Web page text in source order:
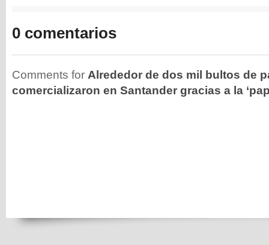
0 comentarios
Comments for Alrededor de dos mil bultos de
comercializaron en Santander gracias a la